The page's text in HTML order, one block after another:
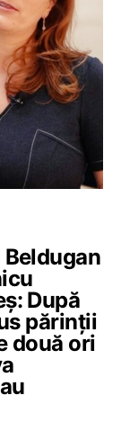
Beldugan
După
părinții
două ori